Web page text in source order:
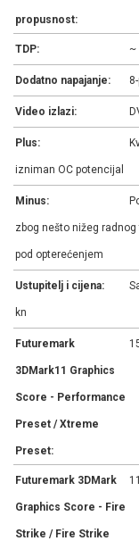
propusnost:
TDP: ~
Dodatno napajanje:
Video izlazi:
Plus:
izniman OC potencijal
Minus:
zbog nešto nižeg
pod opterećenjem
Ustupitelj i cijena:
kn
Futuremark
3DMark11 Graphics
Score - Performance
Preset / Xtreme
Preset:
Futuremark 3DMark
Graphics Score - Fire
Strike / Fire Strike